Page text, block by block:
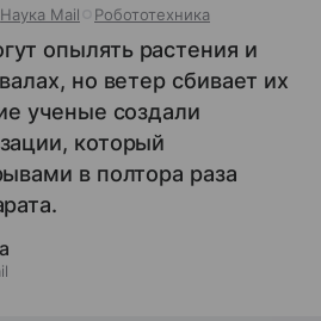
Наука Mail Робототехника
опылять растения и
но ветер сбивает их
ученые создали
который
в полтора раза